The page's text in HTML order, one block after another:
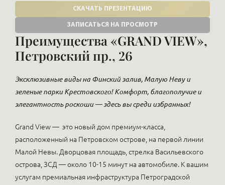
СКАЧАТЬ ПРЕЗЕНТАЦИЮ
ЗАПИСАТЬСЯ НА ПРОСМОТР
Преимущества «GRAND VIEW»,
Петровский пр., 26
Эксклюзивные виды на Финский залив, Малую Неву и
зеленые парки Крестовского! Комфорт, благополучие и
элегантность роскоши — здесь вы среди избранных!
Grand View — это новый дом премиум-класса,
расположенный на Петровском острове, на первой линии
Малой Невы. Дворцовая площадь, стрелка Васильевского
острова, ЗСД — около 10-15 минут на автомобиле. К вашим
услугам премиальная инфраструктура Петроградской